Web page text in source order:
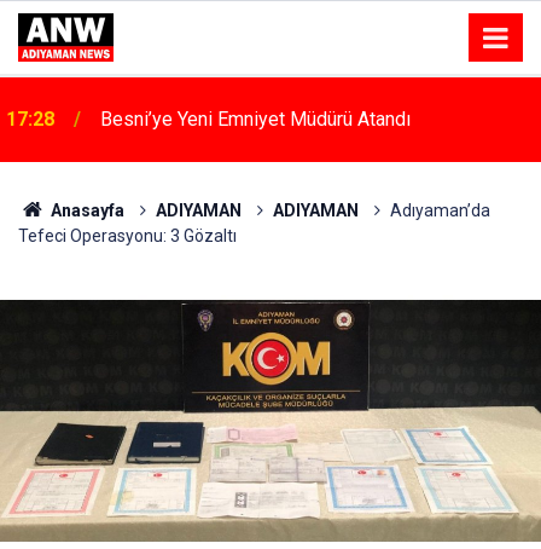
15:53 Atso Olağan Meclis Toplantısı Gerçekleştirildi
Anasayfa ADIYAMAN ADIYAMAN
Adıyaman’da
Tefeci Operasyonu: 3 Gözaltı